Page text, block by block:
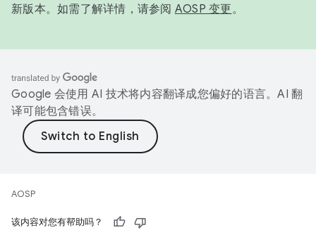
新版本。如需了解详情，请参阅 AOSP 变更。
Google 会使用 AI 技术将内容翻译成您偏好的语言。AI 翻
译可能包含错误。
AOSP
该内容对您有帮助吗？